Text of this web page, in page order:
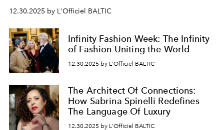
Вместо привычного подведения итогов мы от всей
души говорим спасибо каждому, кто был с нами все
эти годы. И ни в коем случае не прощаемся. С
самыми искренними пожеланиями и теплом, ваша
командаL’Officiel Baltic.
12.30.2025 by L'Officiel BALTIC
Infinity Fashion Week: The Infinity
of Fashion Uniting the World
12.30.2025 by L'Officiel BALTIC
The Architect Of Connections:
How Sabrina Spinelli Redefines
The Language Of Luxury
12.30.2025 by L'Officiel BALTIC